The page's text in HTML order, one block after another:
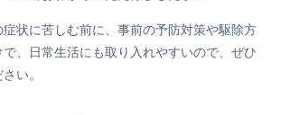
状に苦しむ前に、事前の予防対策や駆除方
、日常生活にも取り入れやすいので、ぜひ
い。